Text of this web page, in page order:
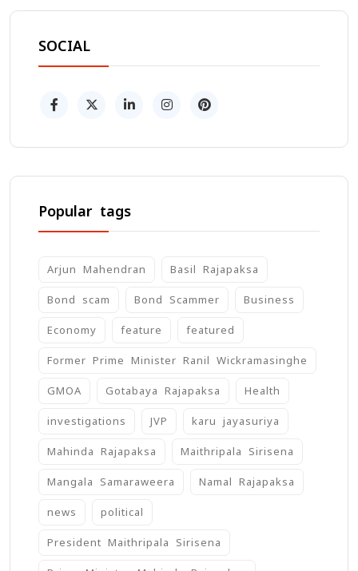
SOCIAL
Popular tags
Arjun Mahendran Basil Rajapaksa
Bond scam Bond Scammer Business
Economy feature featured
Former Prime Minister Ranil Wickramasinghe
GMOA Gotabaya Rajapaksa Health
investigations JVP karu jayasuriya
Mahinda Rajapaksa Maithripala Sirisena
Mangala Samaraweera Namal Rajapaksa
news political
President Maithripala Sirisena